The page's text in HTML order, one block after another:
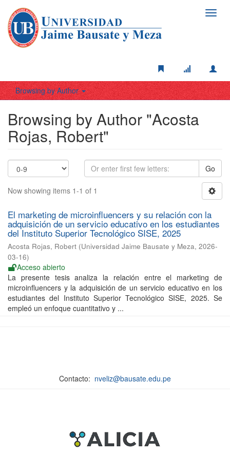
Browsing by Author
Browsing by Author "Acosta
Rojas, Robert"
Go
Now showing items 1-1 of 1
El marketing de microinfluencers y su relación con la
adquisición de un servicio educativo en los estudiantes
del Instituto Superior Tecnológico SISE, 2025
Acosta Rojas, Robert (Universidad Jaime Bausate y Meza, 2026-
03-16)
Acceso abierto
La presente tesis analiza la relación entre el marketing de
microinfluencers y la adquisición de un servicio educativo en los
estudiantes del Instituto Superior Tecnológico SISE, 2025. Se
empleó un enfoque cuantitativo y ...
Contacto: nveliz@bausate.edu.pe